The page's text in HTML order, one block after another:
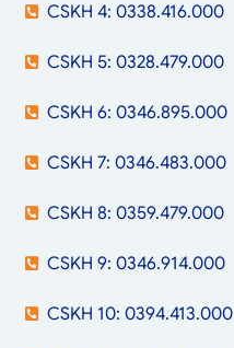
CSKH 4: 0338.416.000
CSKH 5: 0328.479.000
CSKH 6: 0346.895.000
CSKH 7: 0346.483.000
CSKH 8: 0359.479.000
CSKH 9: 0346.914.000
CSKH 10: 0394.413.000